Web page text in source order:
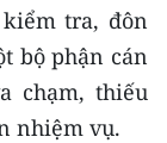
tra, đôn
bộ phận cán
chạm, thiếu
nhiệm vụ.